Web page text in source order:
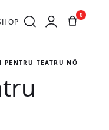
0
PENTRU TEATRU NÔ